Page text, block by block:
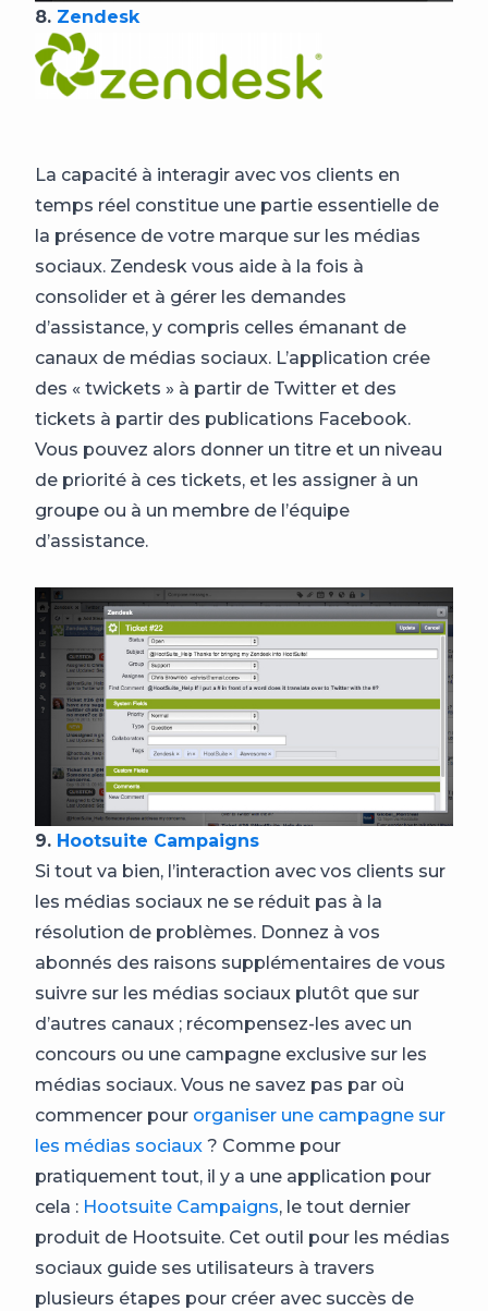
8. Zendesk
La capacité à interagir avec vos clients en
temps réel constitue une partie essentielle de
la présence de votre marque sur les médias
sociaux. Zendesk vous aide à la fois à
consolider et à gérer les demandes
d’assistance, y compris celles émanant de
canaux de médias sociaux. L’application crée
des « twickets » à partir de Twitter et des
tickets à partir des publications Facebook.
Vous pouvez alors donner un titre et un niveau
de priorité à ces tickets, et les assigner à un
groupe ou à un membre de l’équipe
d’assistance.
9. Hootsuite Campaigns
Si tout va bien, l’interaction avec vos clients sur
les médias sociaux ne se réduit pas à la
résolution de problèmes. Donnez à vos
abonnés des raisons supplémentaires de vous
suivre sur les médias sociaux plutôt que sur
d’autres canaux ; récompensez-les avec un
concours ou une campagne exclusive sur les
médias sociaux. Vous ne savez pas par où
commencer pour organiser une campagne sur
les médias sociaux ? Comme pour
pratiquement tout, il y a une application pour
cela : Hootsuite Campaigns, le tout dernier
produit de Hootsuite. Cet outil pour les médias
sociaux guide ses utilisateurs à travers
plusieurs étapes pour créer avec succès de